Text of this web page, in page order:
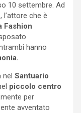
10 settembre. Ad
l’attore che è
Fashion
hanno
Santuario
piccolo centro
per
avventato